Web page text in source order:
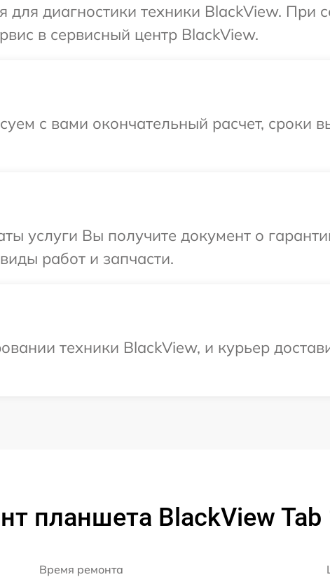
диагностики техники BlackView. При
в сервисный центр BlackView.
с вами окончательный расчет, сроки
услуги Вы получите документ о
работ и запчасти.
техники BlackView, и курьер
планшета BlackView Tab
Время ремонта